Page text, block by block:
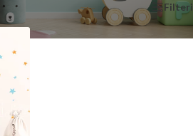
Filteri